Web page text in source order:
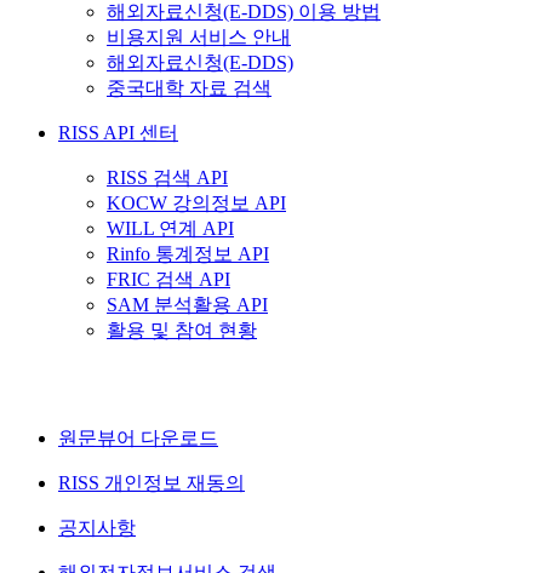
해외자료신청(E-DDS) 이용 방법
비용지원 서비스 안내
해외자료신청(E-DDS)
중국대학 자료 검색
RISS API 센터
RISS 검색 API
KOCW 강의정보 API
WILL 연계 API
Rinfo 통계정보 API
FRIC 검색 API
SAM 분석활용 API
활용 및 참여 현황
원문뷰어 다운로드
RISS 개인정보 재동의
공지사항